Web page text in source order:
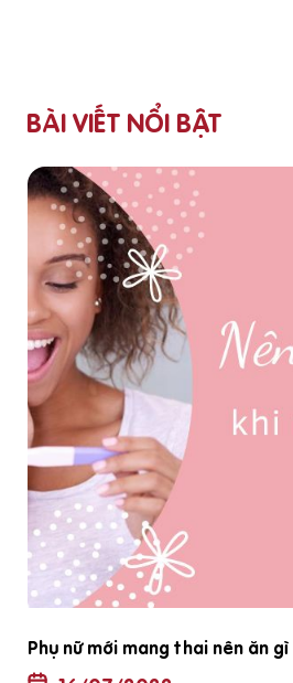
BÀI VIẾT NỔI BẬT
Phụ nữ mới mang thai nên ăn